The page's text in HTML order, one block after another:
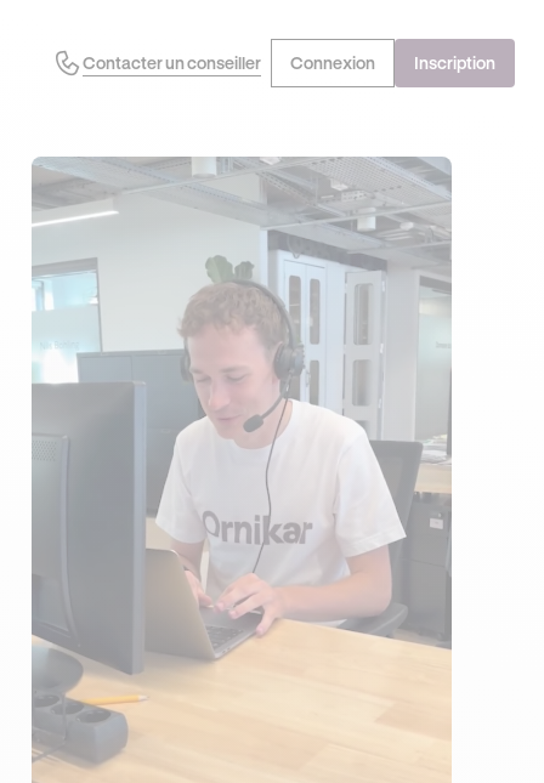
Contacter un conseiller Connexion Inscription